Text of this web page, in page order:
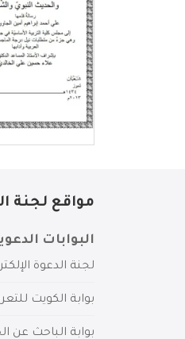
مواقع لجنة
البوابات
لجنة الدعوة
بوابة الكويت
بوابة الباحث عن